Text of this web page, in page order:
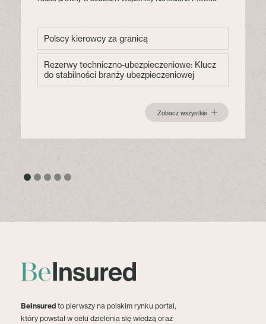
Polscy kierowcy za granicą
Rezerwy techniczno-ubezpieczeniowe: Klucz
do stabilności branży ubezpieczeniowej
Zobacz wszystkie
BeInsured to pierwszy na polskim rynku portal,
który powstał w celu dzielenia się wiedzą oraz